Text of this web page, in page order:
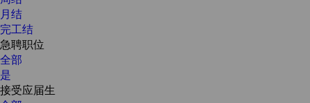
月结
完工结
急聘职位
全部
是
接受应届生